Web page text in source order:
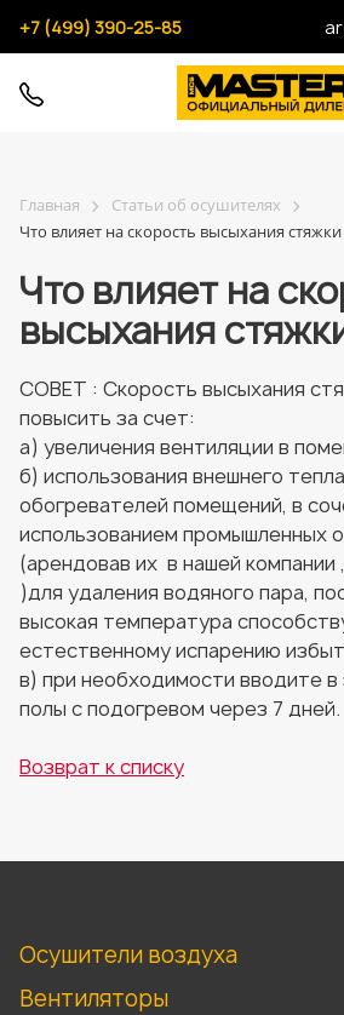
+7 (499) 390-25-85
Главная
Статьи об осушителях
Что влияет на скорость высыхания стяжки
Что влияет на
высыхания
СОВЕТ : Скорость высыхания
повысить за счет:
а) увеличения вентиляции в
б) использования внешнего
обогревателей помещений, в
использованием промышленных
(арендовав их в нашей
)для удаления водяного пара,
высокая температура
естественному испарению
в) при необходимости вводите в
полы с подогревом через 7 дней.
Возврат к списку
Осушители воздуха
Вентиляторы